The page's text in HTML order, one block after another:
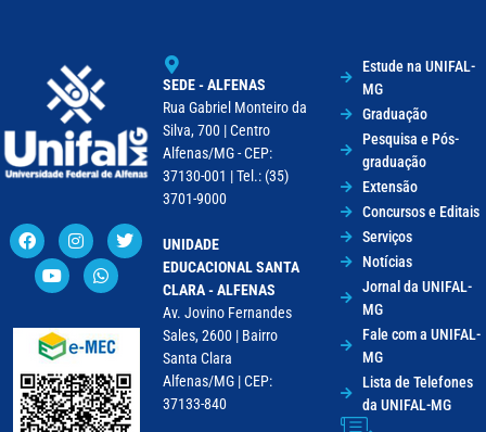
SEDE - ALFENAS
Rua Gabriel Monteiro da
Silva, 700 | Centro
Alfenas/MG - CEP:
37130-001 | Tel.: (35)
3701-9000
UNIDADE
EDUCACIONAL SANTA
CLARA - ALFENAS
Av. Jovino Fernandes
Sales, 2600 | Bairro
Santa Clara
Alfenas/MG | CEP:
37133-840
Estude na UNIFAL-
MG
Graduação
Pesquisa e Pós-
graduação
Extensão
Concursos e Editais
Serviços
Notícias
Jornal da UNIFAL-
MG
Fale com a UNIFAL-
MG
Lista de Telefones
da UNIFAL-MG